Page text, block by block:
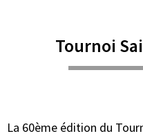
Tournoi
La 60ème édition du